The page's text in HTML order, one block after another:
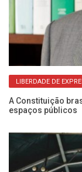
LIBERDADE DE
A Constituição
espaços públicos